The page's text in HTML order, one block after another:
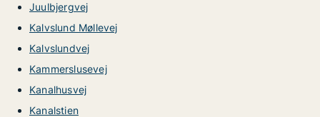
Juulbjergvej
Kalvslund Møllevej
Kalvslundvej
Kammerslusevej
Kanalhusvej
Kanalstien